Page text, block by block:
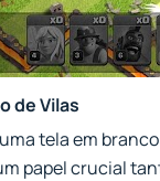
de Vilas
tela em
papel crucial